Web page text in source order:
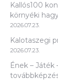
Kallós100
környéki
2026.07.23.
Kalotaszegi
2026.07.23.
Ének –